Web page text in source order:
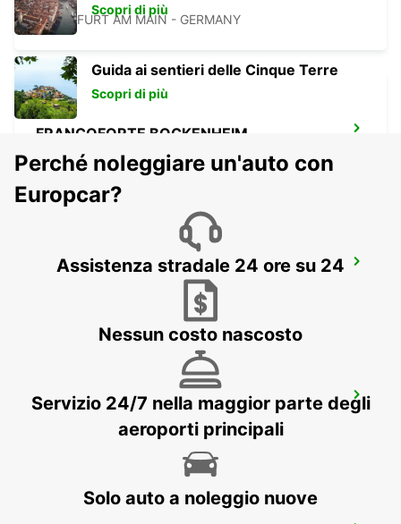
FRANKFURT AM MAIN - GERMANY
FRANCOFORTE BOCKENHEIM
FRANKFURT AM MAIN - GERMANY
LANGEN
BAD KREUZNACH PLANIG
BAD KREUZNACH - GERMANY
Scopri di più
Guida ai sentieri delle Cinque Terre
Scopri di più
Perché noleggiare un'auto con
Europcar?
Assistenza stradale 24 ore su 24
Nessun costo nascosto
Servizio 24/7 nella maggior parte degli
aeroporti principali
Solo auto a noleggio nuove